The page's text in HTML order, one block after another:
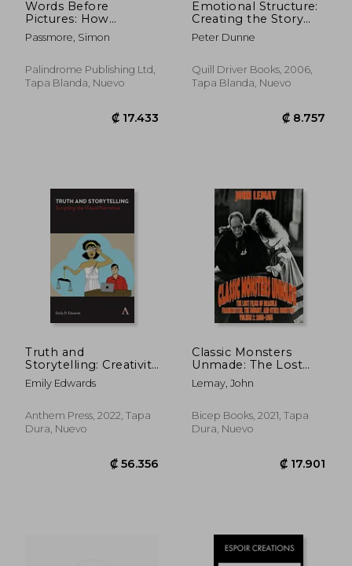
₡ 9.181
Words Before
Pictures: How
Screenplays Make
Movies (en Inglés)
Passmore, Simon
Palindrome Publishing Ltd,
Tapa Blanda, Nuevo
Emotional Structure:
Creating the Story
Beneath the Plot: A
Guide for
Inglés)
Peter Dunne
Quill Driver Books, 2006,
Tapa Blanda, Nuevo
Truth and
Storytelling: Creativity
and Integrity in
Constructing the
(Anthem Studies in
Fashion, Dress and
Emily Edwards
Anthem Press, 2022, Tapa
Dura, Nuevo
Classic Monsters
Unmade: The Lost
Films of Dracula,
Frankenstein, the
Monsters (Volume 1:
1899-1955) (en Inglés)
Lemay, John
Bicep Books, 2021, Tapa
Dura, Nuevo